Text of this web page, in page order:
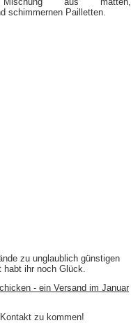
schimmernen Pailletten.
zu unglaublich günstigen
habt ihr noch Glück.
- ein Versand im Januar
zu kommen!